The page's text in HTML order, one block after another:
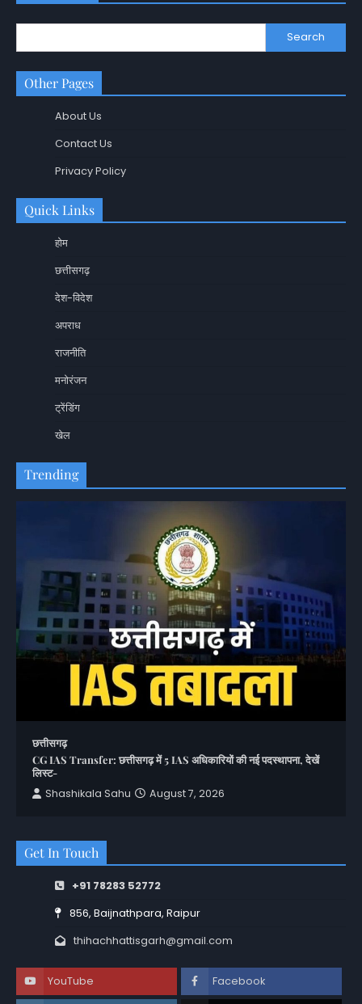
Search
Other Pages
About Us
Contact Us
Privacy Policy
Quick Links
होम
छत्तीसगढ़
देश-विदेश
अपराध
राजनीति
मनोरंजन
ट्रेंडिंग
खेल
Trending
छत्तीसगढ़
CG IAS Transfer: छत्तीसगढ़ में 5 IAS अधिकारियों की नई पदस्थापना, देखें
लिस्ट-
Shashikala Sahu
August 7, 2026
Get In Touch
+91 78283 52772
856, Baijnathpara, Raipur
thihachhattisgarh@gmail.com
YouTube Facebook